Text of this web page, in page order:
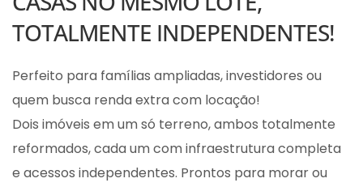
TOTALMENTE INDEPENDENTES!
Perfeito para famílias ampliadas, investidores ou
quem busca renda extra com locação!
Dois imóveis em um só terreno, ambos totalmente
reformados, cada um com infraestrutura completa
e acessos independentes. Prontos para morar ou